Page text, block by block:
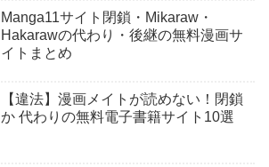
Manga11サイト閉鎖・Mikaraw・
Hakarawの代わり・後継の無料漫画サ
イトまとめ
【違法】漫画メイトが読めない！閉鎖
か 代わりの無料電子書籍サイト10選